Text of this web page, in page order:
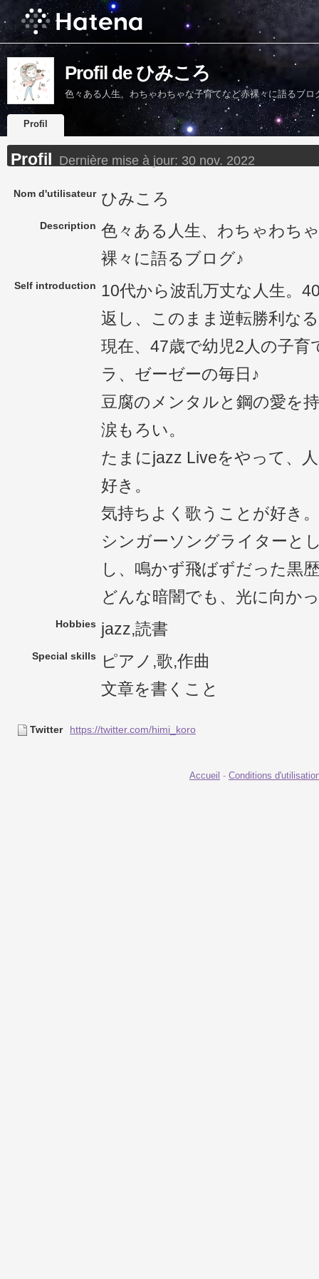
Profil de ひみころ
色々ある人生、わちゃわちゃな子育てなど赤裸々に語るブロ
Profil
Profil Dernière mise à jour: 30 nov. 2022
Nom d'utilisateur ひみころ
Description 色々ある人生、わちゃわち
裸々に語るブログ♪
Self introduction 10代から波乱万丈な人生。
返し、このまま逆転勝利な
現在、47歳で幼児2人の子
ラ、ゼーゼーの毎日♪
豆腐のメンタルと鋼の愛を
涙もろい。
たまにjazz Liveをやって、
好き。
気持ちよく歌うことが好き。
シンガーソングライターと
し、鳴かず飛ばずだった黒
どんな暗闇でも、光に向か
Hobbies jazz,読書
Special skills
ピアノ,歌,作曲
文章を書くこと
Twitter https://twitter.com/himi_koro
Accueil - Conditions